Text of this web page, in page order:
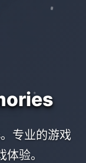
专业的游戏
验。